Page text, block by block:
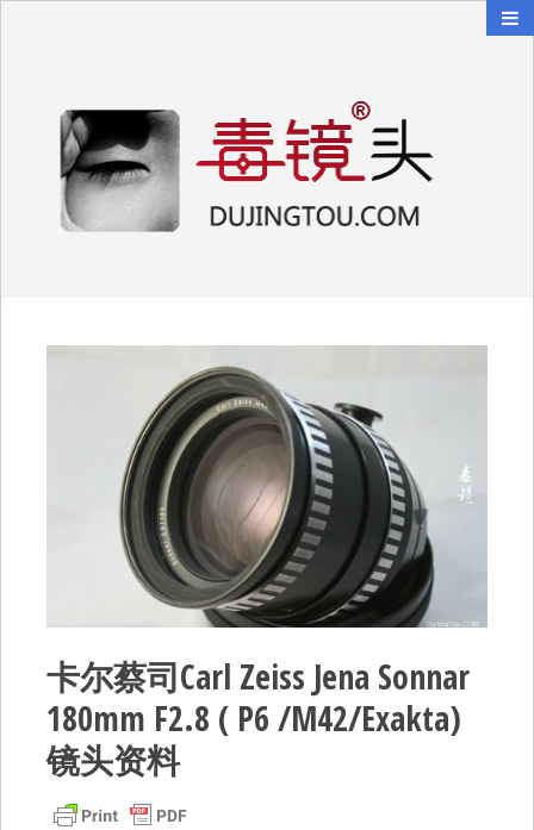
卡尔蔡司Carl Zeiss Jena Sonnar
180mm F2.8 ( P6 /M42/Exakta)
镜头资料